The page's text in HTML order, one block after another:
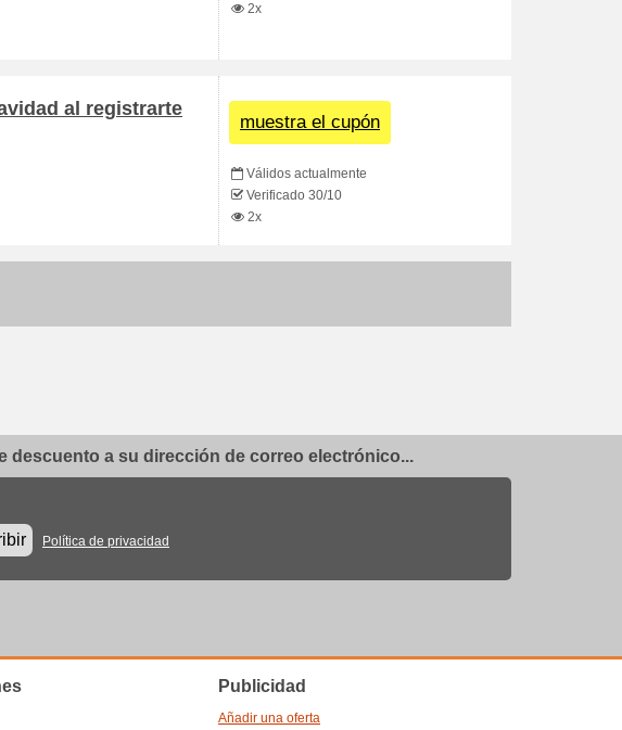
2x
al registrarte
muestra el cupón
Válidos actualmente
Verificado 30/10
2x
descuento a su dirección de correo electrónico...
Política de privacidad
Publicidad
Añadir una oferta